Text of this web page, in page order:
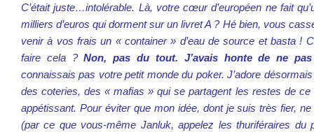
C’était juste…intolérable. Là, votre cœur d’européen ne fait
milliers d’euros qui dorment sur un livret A ? Hé bien, vous
venir à vos frais un « container » d’eau de source et basta !
faire cela ?Non, pas du tout. J’avais honte de ne
connaissais pas votre petit monde du poker. J’adore
des coteries, des « mafias » qui se partagent les restes de
appétissant. Pour éviter que mon idée, dont je suis très fier,
(par ce que vous-même Janluk, appelez les thuriféraires du